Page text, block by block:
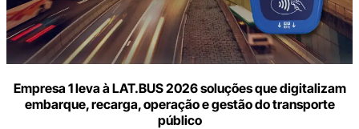
Empresa 1 leva à LAT.BUS 2026 soluções que digitalizam
embarque, recarga, operação e gestão do transporte
público